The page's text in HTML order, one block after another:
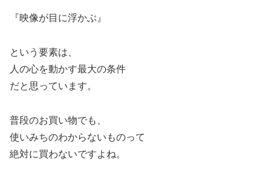
『映像が目に浮かぶ』
という要素は、
人の心を動かす最大の条件
だと思っています。
普段のお買い物でも、
使いみちのわからないものって
絶対に買わないですよね。